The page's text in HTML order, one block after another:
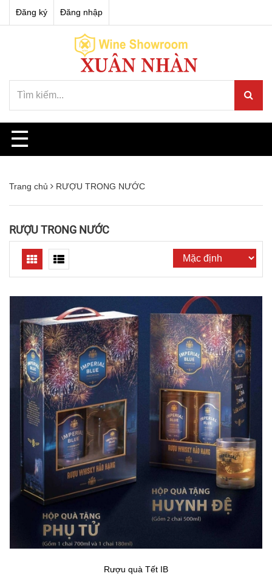
Đăng ký Đăng nhập
☰
Trang chủ RƯỢU TRONG NƯỚC
RƯỢU TRONG NƯỚC
Rượu quà Tết IB